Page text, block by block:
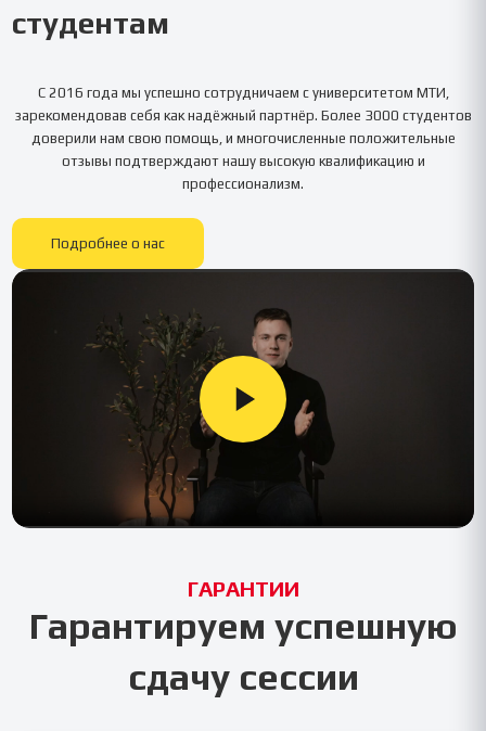
студентам
С 2016 года мы успешно сотрудничаем с университетом МТИ
зарекомендовав себя как надёжный партнёр. Более 3000 студентов
доверили нам свою помощь, и многочисленные положительные
отзывы подтверждают нашу высокую квалификацию и
профессионализм.
Подробнее о нас
ГАРАНТИИ
Гарантируем успешную
сдачу сессии